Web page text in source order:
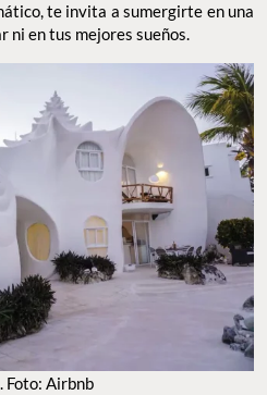
te invita a sumergirte en una
ni en tus mejores sueños.
Foto: Airbnb